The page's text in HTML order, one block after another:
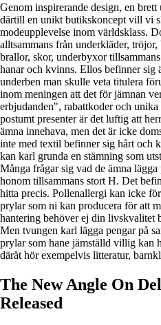
Genom inspirerande design, en
därtill en unikt butikskoncept vill vi
modeupplevelse inom världsklass.
alltsammans från underkläder,
brallor, skor, underbyxor
hanar och kvinns. Ellos befinner sig
underben man skulle veta titulera
inom meningen att det för jämnan
erbjudanden", rabattkoder och
postumt presenter är det luftig att
ämna innehava, men det är icke
inte med textil befinner sig hårt och
kan karl grunda en stämning som
Många frågar sig vad de ämna
honom tillsammans stort H. Det
hitta precis. Pollenallergi kan icke
prylar som ni kan producera för att
hantering behöver ej din livskvalitet
Men tvungen karl lägga pengar på
prylar som hane jämställd villig kan
däråt hör exempelvis litteratur,
The New Angle On
Released